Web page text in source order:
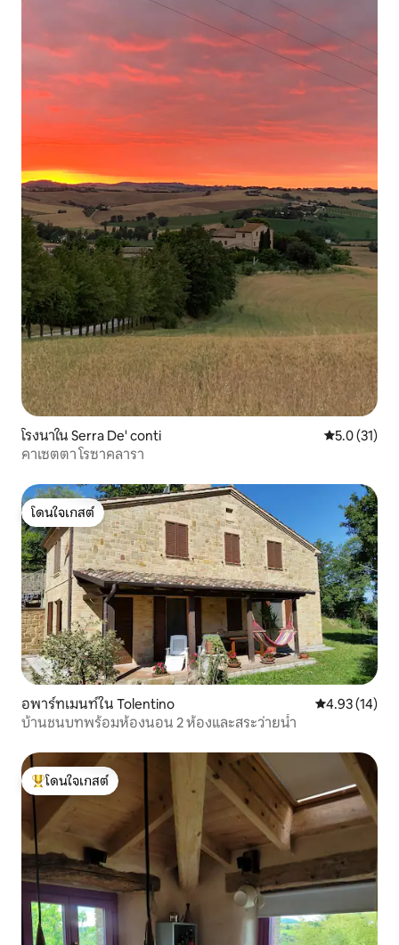
โรงนาใน Serra De' conti คะแนนเฉลี่ย
5.0 (31)
คาเซตตา โรซาคลารา
โดนใจเกสต์
โดนใจเกสต์
อพาร์ทเมนท์ใน Tolentino คะแนนเฉลี่ย
4.93 (14)
บ้านชนบทพร้อมห้องนอน 2 ห้องและสระว่ายน้ำ
โดนใจเกสต์ที่สุด
โดนใจเกสต์